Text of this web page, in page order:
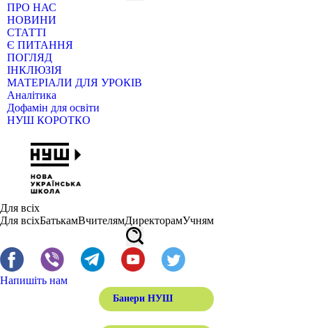
ПРО НАС
НОВИНИ
СТАТТІ
Є ПИТАННЯ
ПОГЛЯД
ІНКЛЮЗІЯ
МАТЕРІАЛИ ДЛЯ УРОКІВ
Аналітика
Дофамін для освіти
НУШ КОРОТКО
Для всіх
Для всіхБатькамВчителямДиректорамУчням
Напишіть нам
Банери НУШ